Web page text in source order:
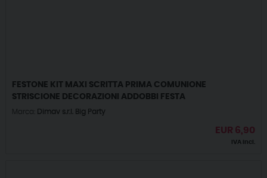
FESTONE KIT MAXI SCRITTA PRIMA COMUNIONE
STRISCIONE DECORAZIONI ADDOBBI FESTA
Marca: Dimav s.r.l. Big Party
EUR 6,90
IVA incl.